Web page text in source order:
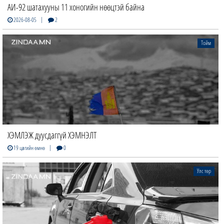
АИ-92 шатахууны 11 хоногийн нөөцтэй байна
2026-08-05 | 2
ХЭМЛЭЖ дуусдаггүй ХЭМНЭЛТ
19 цагийн өмнө | 0
Тойм
Улс төр